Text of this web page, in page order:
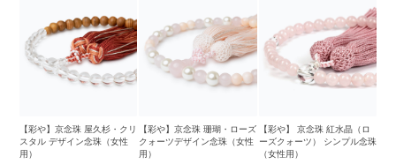
【彩や】京念珠 屋久杉・クリ
スタル デザイン念珠（女性
用）
【彩や】京念珠 珊瑚・ローズ
クォーツデザイン念珠（女性
用）
【彩や】 京念珠 紅水晶（ロ
ーズクォーツ） シンプル念珠
（女性用）